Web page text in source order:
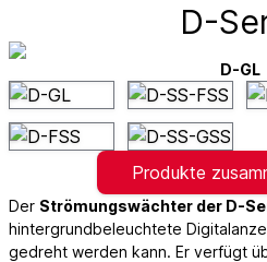
D-
D-GL
Produkte
Der Strömungswächter der D-
hintergrundbeleuchtete
gedreht werden kann. Er verfügt